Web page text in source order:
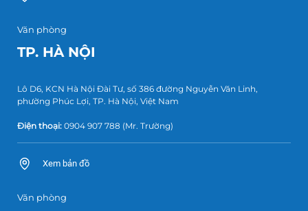
Văn phòng
TP. HÀ NỘI
Lô D6, KCN Hà Nội Đài Tư, số 386 đường Nguyễn Văn Linh,
phường Phúc Lợi, TP. Hà Nội, Việt Nam
Điện thoại: 0904 907 788 (Mr. Trường)
Xem bản đồ
Văn phòng